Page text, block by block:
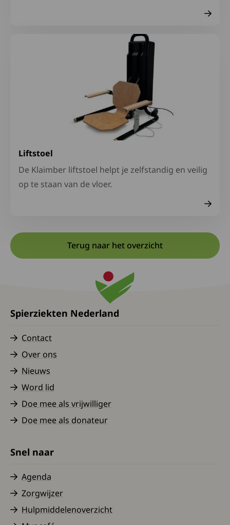
Liftstoel
De Klaimber liftstoel helpt je zelfstandig en veilig
op te staan van de vloer.
Terug naar het overzicht
Spierziekten Nederland
Contact
Over ons
Nieuws
Word lid
Doe mee als vrijwilliger
Doe mee als donateur
Snel naar
Agenda
Zorgwijzer
Hulpmiddelenoverzicht